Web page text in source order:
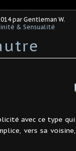
par Gentleman W.
& Sensualité
avec ce type
vers sa